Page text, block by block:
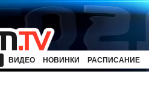
ВИДЕО НОВИНКИ РАСПИСАНИЕ